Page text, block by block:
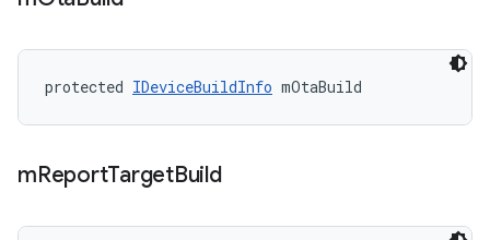
protected IDeviceBuildInfo mOtaBuild
mReportTargetBuild